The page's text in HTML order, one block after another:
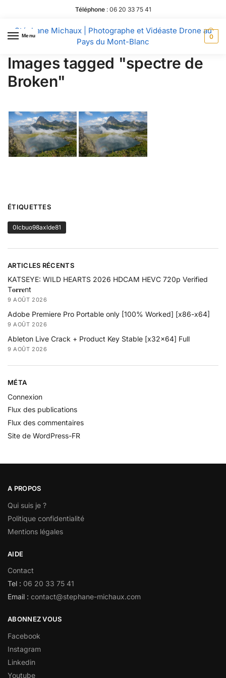
Téléphone: 06 20 33 75 41
Menu
Stéphane Michaux | Photographe et Vidéaste Drone au
Pays du Mont-Blanc
0
Images tagged "spectre de
Broken"
ÉTIQUETTES
0lcbuo98axlde81
ARTICLES RÉCENTS
KATSEYE: WILD HEARTS 2026 HDCAM HEVC 720p Verified
T𝐨𝐫𝐫𝐞nt
9 AOÛT 2026
Adobe Premiere Pro Portable only [100% Worked] [x86-x64]
9 AOÛT 2026
Ableton Live Crack + Product Key Stable [x32x64] Full
9 AOÛT 2026
MÉTA
Connexion
Flux des publications
Flux des commentaires
Site de WordPress-FR
A PROPOS
Qui suis je ?
Politique confidentialité
Mentions légales
AIDE
Contact
Tel : 06 20 33 75 41
Email : contact@stephane-michaux.com
ABONNEZ VOUS
Facebook
Instagram
Linkedin
Youtube